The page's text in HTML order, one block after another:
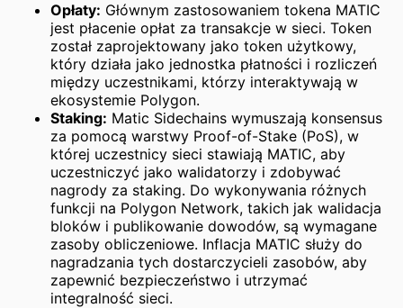
Opłaty: Głównym zastosowaniem tokena MATIC
jest płacenie opłat za transakcje w sieci. Token
został zaprojektowany jako token użytkowy,
który działa jako jednostka płatności i rozliczeń
między uczestnikami, którzy interaktywają w
ekosystemie Polygon.
Staking: Matic Sidechains wymuszają konsensus
za pomocą warstwy Proof-of-Stake (PoS), w
której uczestnicy sieci stawiają MATIC, aby
uczestniczyć jako walidatorzy i zdobywać
nagrody za staking. Do wykonywania różnych
funkcji na Polygon Network, takich jak walidacja
bloków i publikowanie dowodów, są wymagane
zasoby obliczeniowe. Inflacja MATIC służy do
nagradzania tych dostarczycieli zasobów, aby
zapewnić bezpieczeństwo i utrzymać
integralność sieci.